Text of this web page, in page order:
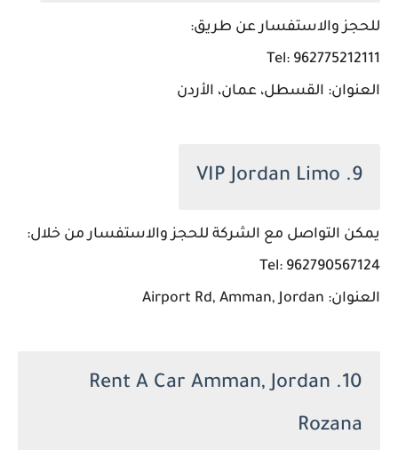
للحجز والاستفسار عن طريق:
Tel: 962775212111
العنوان: القسطل، عمان، الأردن
9. VIP Jordan Limo
يمكن التواصل مع الشركة للحجز والاستفسار من خلال:
Tel: 962790567124
العنوان: Airport Rd, Amman, Jordan
10. Rent A Car Amman, Jordan
Rozana